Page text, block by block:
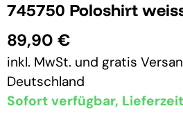
745750 Poloshirt
89,90 €
inkl. MwSt. und gratis
Deutschland
Sofort verfügbar, Lieferzeit